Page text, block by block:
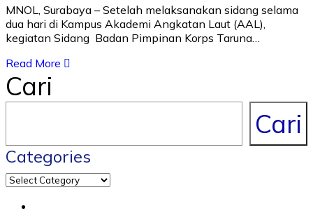
MNOL, Surabaya – Setelah melaksanakan sidang selama
dua hari di Kampus Akademi Angkatan Laut (AAL),
kegiatan Sidang Badan Pimpinan Korps Taruna…
Read More
Cari
Cari
Categories